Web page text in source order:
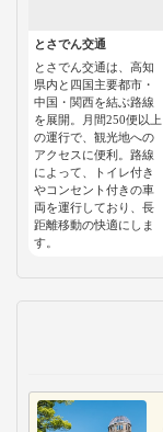
とさでん交通
とさでん交通は、高知
県内と四国主要都市・
中国・関西を結ぶ路線
を展開。月間250便以上
の運行で、観光地への
アクセスに便利。路線
によって、トイレ付き
やコンセント付きの車
両を運行しており、長
距離移動の快適にしま
す。